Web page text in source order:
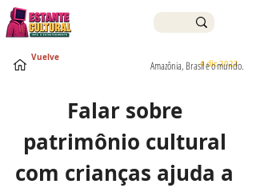
4 dic 2023
Amazônia, Brasil e o mundo.
Vuelve
Falar sobre
patrimônio cultural
com crianças ajuda a